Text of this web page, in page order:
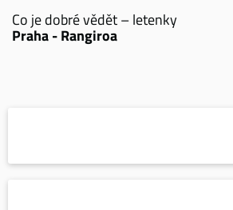
Co je dobré vědět – letenky
Praha - Rangiroa